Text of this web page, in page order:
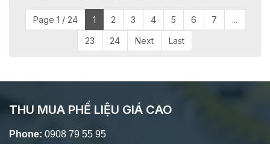
Page 1 / 24 1 2 3 4 5 6 7 ...
23 24 Next Last
THU MUA PHẾ LIỆU GIÁ CAO
Phone: 0908 79 55 95